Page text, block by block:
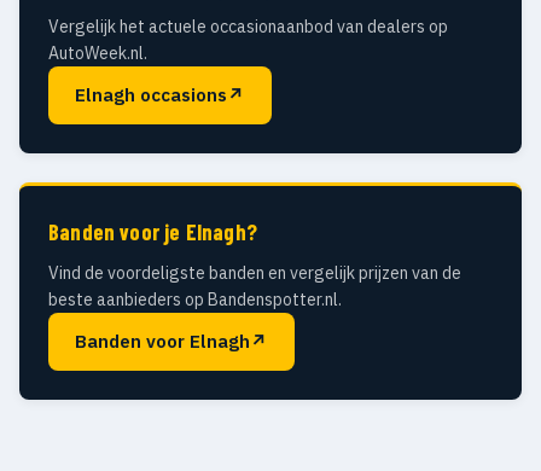
Vergelijk het actuele occasionaanbod van dealers op
AutoWeek.nl.
Elnagh occasions ↗
Banden voor je Elnagh?
Vind de voordeligste banden en vergelijk prijzen van de
beste aanbieders op Bandenspotter.nl.
Banden voor Elnagh ↗